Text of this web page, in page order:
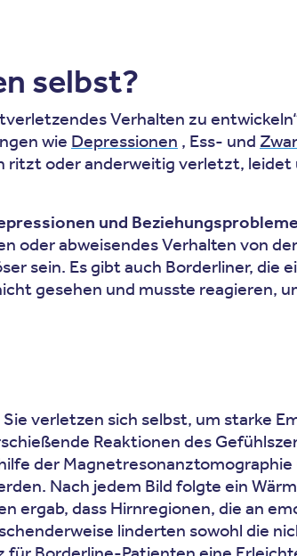
selbst?
Verhalten zu
wie Depressionen , Ess- und
ritzt oder anderweitig verletzt,
und
oder abweisendes Verhalten von
sein. Es gibt auch Borderliner, die
gesehen und musste reagieren,
verletzen sich selbst, um starke
Reaktionen des
der Magnetresonanztomographie
Nach jedem Bild folgte ein
ergab, dass Hirnregionen, die an
linderten sowohl die